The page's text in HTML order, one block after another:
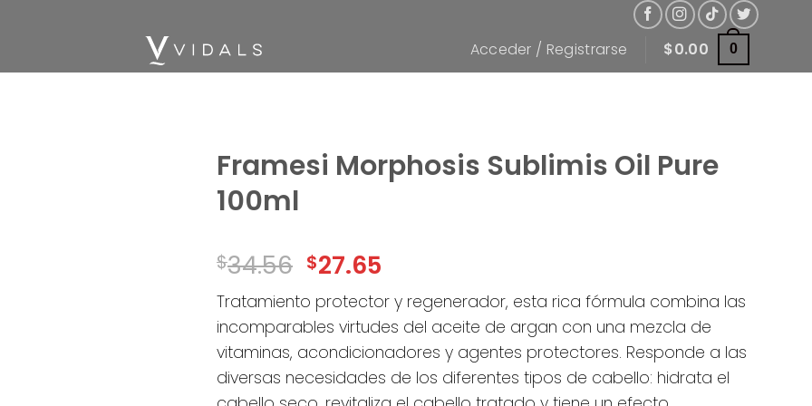
Acceder / Registrarse $0.00 0
Framesi Morphosis Sublimis Oil Pure
100ml
$34.56 $27.65
Tratamiento protector y regenerador, esta rica fórmula combina las
incomparables virtudes del aceite de argan con una mezcla de
vitaminas, acondicionadores y agentes protectores. Responde a las
diversas necesidades de los diferentes tipos de cabello: hidrata el